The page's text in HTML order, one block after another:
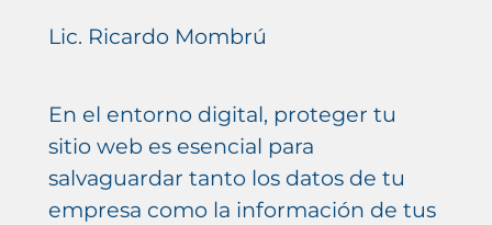
Lic. Ricardo Mombrú
En el entorno digital, proteger tu
sitio web es esencial para
salvaguardar tanto los datos de tu
empresa como la información de tus